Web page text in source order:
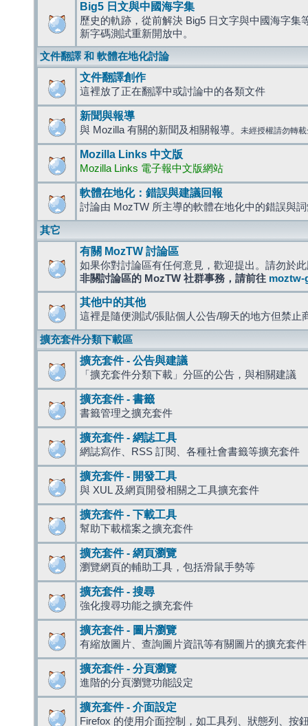
Big5 日文與中國海字集
歷史的軌跡，從前解決 Big5 日文字與中國海字集
新字碼測試重新開放中。
文件翻譯 和 軟體在地化討論
文件翻譯創作
這裡放了正在翻譯中或討論中的各類文件
新聞與報導
與 Mozilla 有關的新聞及相關報導。 未經授權請勿轉
Mozilla Links 中文版
Mozilla Links 電子報中文版網站
軟體在地化：錯誤與建議回報
討論由 MozTW 所主導的軟體在地化中的錯誤與
其它
有關 MozTW 討論區
如果你對討論區有任何意見，歡迎提出。請勿於
非關討論區的 MozTW 社群事務，請前往 moztw-
其他中的其他
這裡是隨便測試/張貼個人公告/聊天的地方但禁止
擴充套件分類下載區
擴充套件 - 公告與建議
「擴充套件分類下載」分區的公告，與相關建議
擴充套件 - 書籤
書籤管理之擴充套件
擴充套件 - 網誌工具
網誌寫作、RSS 訂閱、各種社會書籤等擴充套件
擴充套件 - 開發工具
與 XUL 及網頁開發相關之工具擴充套件
擴充套件 - 下載工具
幫助下載檔案之擴充套件
擴充套件 - 網頁瀏覽
瀏覽網頁的輔助工具，包括滑鼠手勢等
擴充套件 - 搜尋
強化搜尋功能之擴充套件
擴充套件 - 圖片瀏覽
有縮放圖片、查詢圖片資訊等有關圖片的擴充套件
擴充套件 - 分頁瀏覽
進階的分頁瀏覽功能設定
擴充套件 - 介面設定
Firefox 的使用介面控制，如工具列、狀態列、按